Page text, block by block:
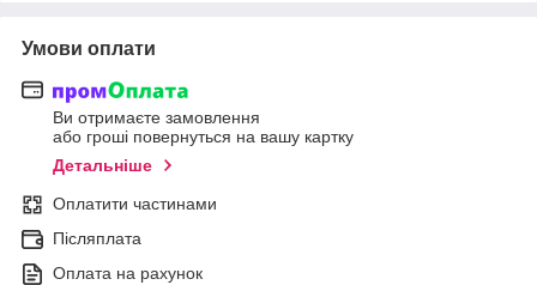
Умови оплати
Ви отримаєте замовлення
або гроші повернуться на вашу картку
Детальніше
Оплатити частинами
Післяплата
Оплата на рахунок